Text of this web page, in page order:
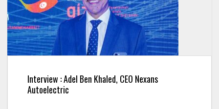
Interview : Adel Ben Khaled, CEO Nexans
Autoelectric